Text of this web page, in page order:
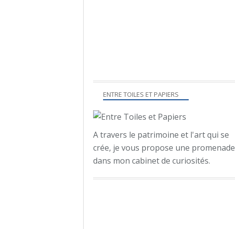
ENTRE TOILES ET PAPIERS
A travers le patrimoine et l'art qui se
crée, je vous propose une promenade
dans mon cabinet de curiosités.